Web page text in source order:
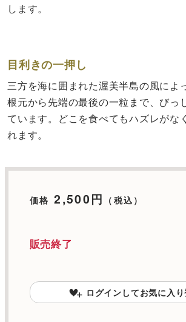
します。
目利きの一押し
三方を海に囲まれた渥美半島の風によ
根元から先端の最後の一粒まで、びっ
ています。どこを食べてもハズレがな
れます。
価格 2,500円 （税込）
販売終了
ログインしてお気に入